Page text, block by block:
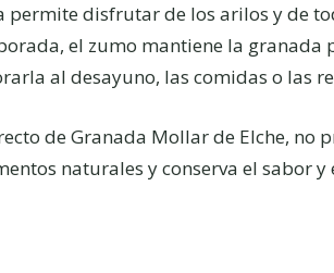
permite disfrutar de los arilos y de
el zumo mantiene la granada
al desayuno, las comidas o las
de Granada Mollar de Elche, no
naturales y conserva el sabor